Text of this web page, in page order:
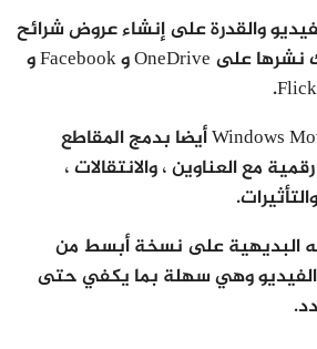
والقدرة على إنشاء عروض شرائح
للصور وتحريرها وكذلك نشرها على OneDrive و Facebook و
ويسمح لك Windows MovieMaker أيضا بدمج المقاطع
مع العناوين ، والانتقالات ،
البديهية على نسخة أبسط من
الفيديو وهي سهلة بما يكفي حتى